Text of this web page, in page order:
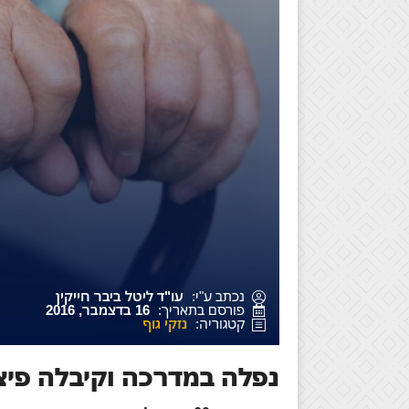
נכתב ע"י: עו"ד ליטל ביבר חייקין
פורסם בתאריך: 16 בדצמבר, 2016
קטגוריה: נזקי גוף
נפלה במדרכה וקיבלה